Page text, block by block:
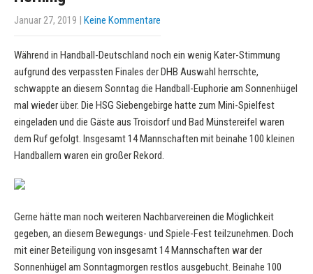
Januar 27, 2019 | Keine Kommentare
Während in Handball-Deutschland noch ein wenig Kater-Stimmung
aufgrund des verpassten Finales der DHB Auswahl herrschte,
schwappte an diesem Sonntag die Handball-Euphorie am Sonnenhügel
mal wieder über. Die HSG Siebengebirge hatte zum Mini-Spielfest
eingeladen und die Gäste aus Troisdorf und Bad Münstereifel waren
dem Ruf gefolgt. Insgesamt 14 Mannschaften mit beinahe 100 kleinen
Handballern waren ein großer Rekord.
Gerne hätte man noch weiteren Nachbarvereinen die Möglichkeit
gegeben, an diesem Bewegungs- und Spiele-Fest teilzunehmen. Doch
mit einer Beteiligung von insgesamt 14 Mannschaften war der
Sonnenhügel am Sonntagmorgen restlos ausgebucht. Beinahe 100